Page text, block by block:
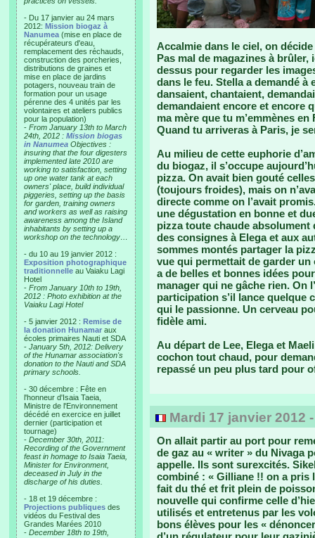
- Du 17 janvier au 24 mars
2012: Mission biogaz à
Nanumea (mise en place de
récupérateurs d'eau,
remplacement des réchauds,
construction des porcheries,
distributions de graines et
mise en place de jardins
potagers, nouveau train de
formation pour un usage
pérenne des 4 unités par les
volontaires et ateliers publics
pour la population)
- From January 13th to March
24th, 2012 : Mission biogas
in Nanumea Objectives :
insuring that the four digesters
implemented late 2010 are
working to satisfaction, setting
up one water tank at each
owners' place, build individual
piggeries, setting up the basis
for garden, training owners
and workers as well as raising
awareness among the Island
inhabitants by setting up a
workshop on the technology…
- du 10 au 19 janvier 2012 :
Exposition photographique
traditionnelle au Vaiaku Lagi
Hotel
- From January 10th to 19th,
2012 : Photo exhibition at the
Vaiaku Lagi Hotel
- 5 janvier 2012 : Remise de
la donation Hunamar aux
écoles primaires Nauti et SDA
- January 5th, 2012: Delivery
of the Hunamar association's
donation to the Nauti and SDA
primary schools.
- 30 décembre : Fête en
l'honneur d'Isaia Taeia,
Ministre de l'Environnement
décédé en exercice en juillet
dernier (participation et
tournage)
- December 30th, 2011:
Recording of the Government
feast in homage to Isaia Taeia,
Minister for Environment,
deceased in July in the
discharge of his duties.
- 18 et 19 décembre :
Projections publiques des
vidéos du Festival des
Grandes Marées 2010
- December 18th to 19th,
Accalmie dans le ciel, on
Pas mal de magazines à
dessus pour regarder les
dans le feu. Stella a demandé
dansaient, chantaient,
demandaient encore et encore
ma mère que tu m’emmènes
Quand tu arriveras à Paris, je
Au milieu de cette euphorie
du biogaz, il s’occupe
pizza. On avait bien gouté
(toujours froides), mais on
directe comme on l’avait
une dégustation en bonne et
pizza toute chaude absolument
des consignes à Elega et aux
sommes montés partager la
vue qui permettait de garder
a de belles et bonnes idées
manager qui ne gâche rien. On
participation s’il lance quelque
qui le passionne. Un cerveau
fidèle ami.
Au départ de Lee, Elega et
cochon tout chaud, pour
repassé un peu plus tard pour
Mardi 17 janvier 2012
On allait partir au port pour
de gaz au « writer » du Nivaga
appelle. Ils sont surexcités.
combiné : « Gilliane !! on a pris
fait du thé et frit plein de
nouvelle qui confirme celle
utilisés et entretenus par les
bons élèves pour les «